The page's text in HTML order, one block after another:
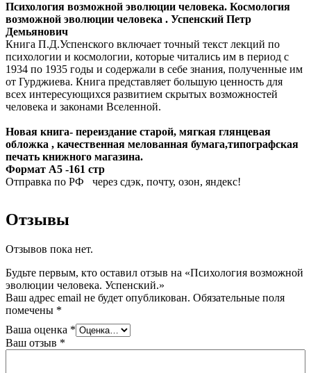
Психология возможной эволюции человека. Космология
возможной эволюции человека . Успенский Петр
Демьянович
Книга П.Д.Успенского включает точный текст лекций по
психологии и космологии, которые читались им в период с
1934 по 1935 годы и содержали в себе знания, полученные им
от Гурджиева. Книга представляет большую ценность для
всех интересующихся развитием скрытых возможностей
человека и законами Вселенной.
Новая книга- переиздание старой, мягкая глянцевая
обложка , качественная мелованная бумага,типографская
печать книжного магазина.
Формат A5 -161 стр
Отправка по РФ через сдэк, почту, озон, яндекс!
Отзывы
Отзывов пока нет.
Будьте первым, кто оставил отзыв на «Психология возможной
эволюции человека. Успенский.»
Ваш адрес email не будет опубликован. Обязательные поля
помечены *
Ваша оценка *
Ваш отзыв *